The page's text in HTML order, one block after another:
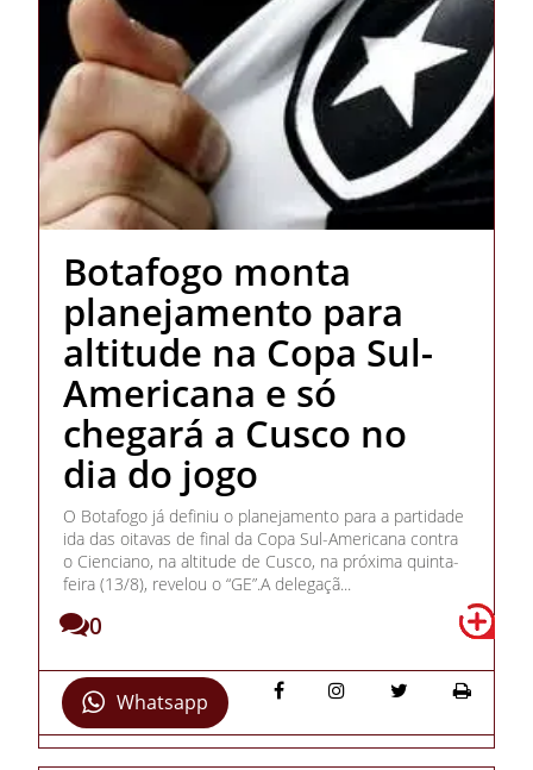
Botafogo monta
planejamento para
altitude na Copa Sul-
Americana e só
chegará a Cusco no
dia do jogo
O Botafogo já definiu o planejamento para a partidade
ida das oitavas de final da Copa Sul-Americana contra
o Cienciano, na altitude de Cusco, na próxima quinta-
feira (13/8), revelou o “GE”.A delegaçã...
0
Whatsapp